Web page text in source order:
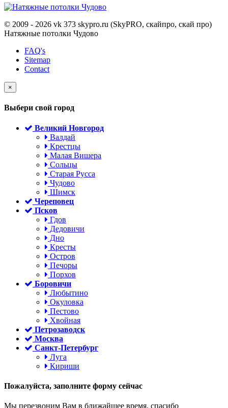
© 2009 - 2026 vk 373 skypro.ru (SkyPRO, скайпро, скай про)
Натяжные потолки Чудово
FAQ's
Sitemap
Contact
×
Выбери свой город
Великий Новгород
Валдай
Крестцы
Малая Вишера
Сольцы
Старая Русса
Чудово
Шимск
Череповец
Псков
Гдов
Дедовичи
Дно
Кресты
Остров
Печоры
Порхов
Боровичи
Любытино
Окуловка
Пестово
Хвойная
Петрозаводск
Москва
Санкт-Петербург
Луга
Кириши
Пожалуйста, заполните форму сейчас
Мы перезвоним Вам в ближайшее время, спасибо